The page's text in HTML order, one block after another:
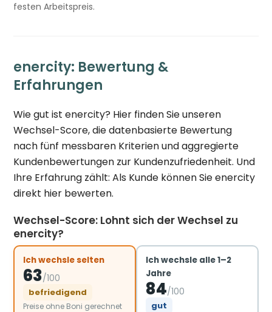
festen Arbeitspreis.
enercity: Bewertung &
Erfahrungen
Wie gut ist enercity? Hier finden Sie unseren
Wechsel-Score, die datenbasierte Bewertung
nach fünf messbaren Kriterien und aggregierte
Kundenbewertungen zur Kundenzufriedenheit. Und
Ihre Erfahrung zählt: Als Kunde können Sie enercity
direkt hier bewerten.
Wechsel-Score: Lohnt sich der Wechsel zu
enercity?
Ich wechsle selten
63/100
befriedigend
Preise ohne Boni gerechnet
Ich wechsle alle 1–2
Jahre
84/100
gut